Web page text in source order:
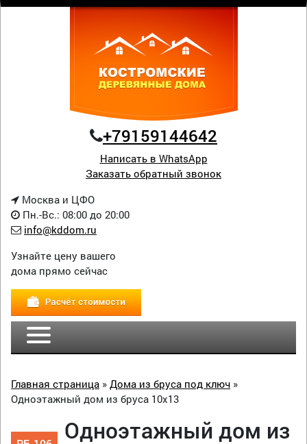
+79159144642
Написать в WhatsApp
Заказать обратный звонок
Москва и ЦФО
Пн.-Вс.: 08:00 до 20:00
info@kddom.ru
Узнайте цену вашего
дома прямо сейчас
Главная страница » Дома из бруса под ключ »
Одноэтажный дом из бруса 10х13
Одноэтажный дом из